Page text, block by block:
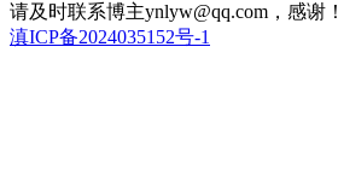
请及时联系博主ynlyw@qq.com，感谢！
滇ICP备2024035152号-1